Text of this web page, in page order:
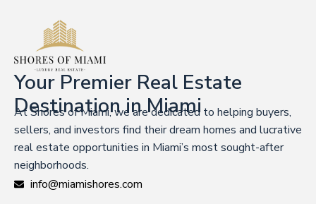
Your Premier Real Estate
Destination in Miami
At Shores of Miami, we are dedicated to helping buyers,
sellers, and investors find their dream homes and lucrative
real estate opportunities in Miami’s most sought-after
neighborhoods.
info@miamishores.com